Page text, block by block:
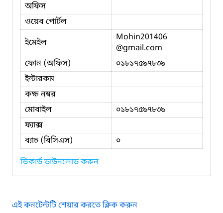
অফিস
ওয়েব পোর্টল
ইমেইল
Mohin201406
@gmail.com
ফোন (অফিস)
০১৮১৭৫৯৭৮৩৯
ইন্টারকম
কক্ষ নম্বর
মোবাইল
০১৮১৭৫৯৭৮৩৯
ফ্যাক্স
ব্যাচ (বিসিএস)
০
ভিকার্ড ডাউনলোড করুন
এই কনটেন্টটি শেয়ার করতে ক্লিক করুন